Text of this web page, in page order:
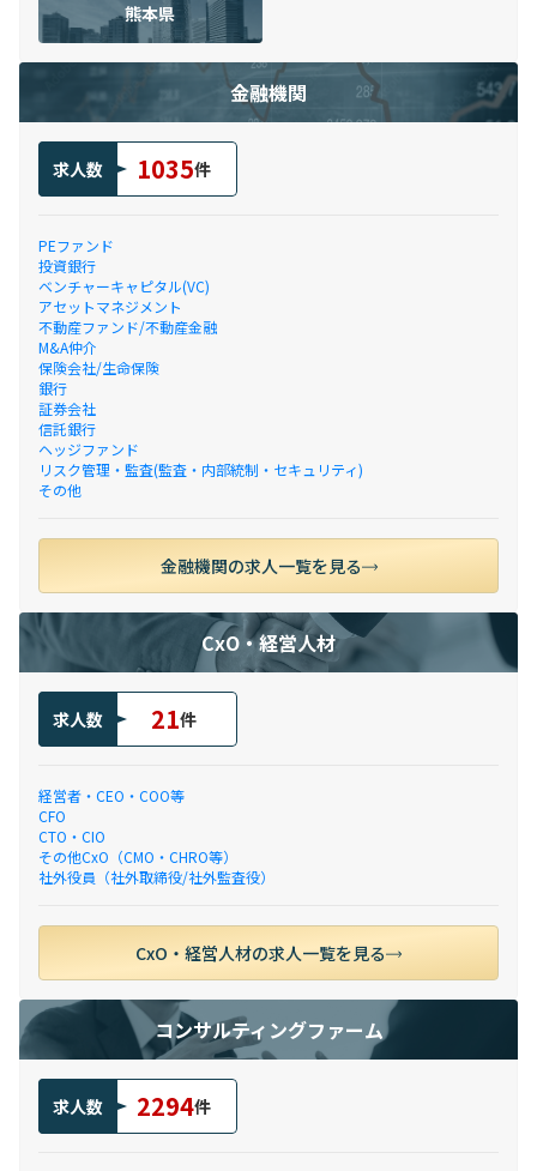
熊本県
金融機関
求人数 1035件
PEファンド
投資銀行
ベンチャーキャピタル(VC)
アセットマネジメント
不動産ファンド/不動産金融
M&A仲介
保険会社/生命保険
銀行
証券会社
信託銀行
ヘッジファンド
リスク管理・監査(監査・内部統制・セキュリティ)
その他
金融機関の求人一覧を見る
CxO・経営人材
求人数 21件
経営者・CEO・COO等
CFO
CTO・CIO
その他CxO（CMO・CHRO等）
社外役員（社外取締役/社外監査役）
CxO・経営人材の求人一覧を見る
コンサルティングファーム
求人数 2294件